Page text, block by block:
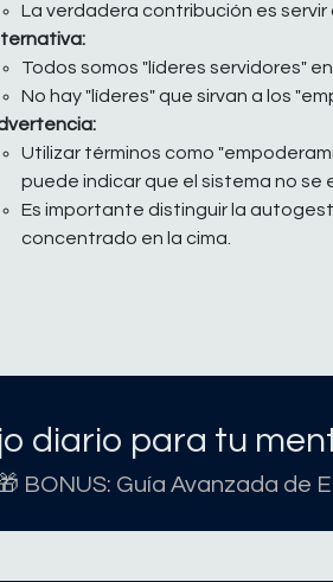
La verdadera contribución es
Todos somos "líderes servidores"
No hay "líderes" que sirvan a los
Utilizar términos como
puede indicar que el sistema no
Es importante distinguir la
concentrado en la cima.
diario para tu
BONUS: Guía Avanzada de